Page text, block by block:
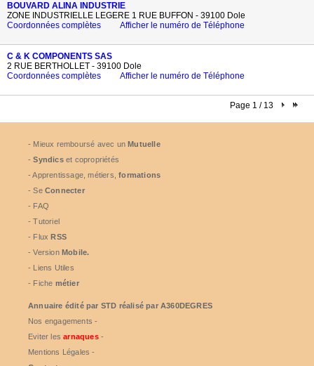
BOUVARD ALINA INDUSTRIE
ZONE INDUSTRIELLE LEGERE 1 RUE BUFFON - 39100 Dole
Coordonnées complètes
Afficher le numéro de Téléphone
C & K COMPONENTS SAS
2 RUE BERTHOLLET - 39100 Dole
Coordonnées complètes
Afficher le numéro de Téléphone
Page 1 / 13
- Mieux remboursé avec unMutuelle
-Syndicset copropriétés
- Apprentissage, métiers,formations
- Se Connecter
- FAQ
- Tutoriel
- FluxRSS
- Version Mobile.
- Liens Utiles
- Fiche métier
Annuaire édité par STD réalisé par A360DEGRES
Nos engagements -
Eviter lesarnaques-
Mentions Légales -